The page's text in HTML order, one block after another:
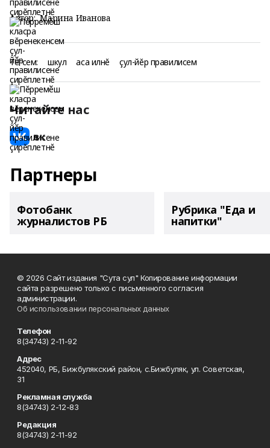
Автор: Марина Иванова
Тегсем: шкул аса илнĕ çул-йĕр правилисем
Читайте нас
Партнеры
Фотобанк
журналистов РБ
Рубрика "Еда и
напитки"
© 2026 Сайт издания "Сута сул" Копирование информации
сайта разрешено только с письменного согласия
администрации.
Об использовании персональных данных
Телефон
8(34743) 2-11-92
Адрес
452040, РБ, Бижбулякский район, с.Бижбуляк, ул. Советская,
31
Рекламная служба
8(34743) 2-12-83
Редакция
8(34743) 2-11-92